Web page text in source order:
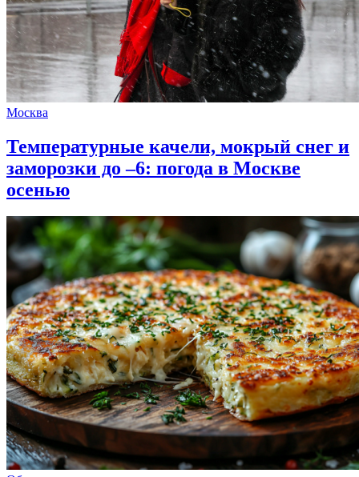
Москва
Температурные качели, мокрый снег и
заморозки до –6: погода в Москве
осенью